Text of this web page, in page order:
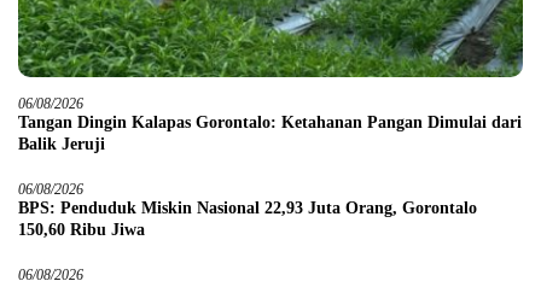
06/08/2026
Tangan Dingin Kalapas Gorontalo: Ketahanan Pangan Dimulai dari
Balik Jeruji
06/08/2026
BPS: Penduduk Miskin Nasional 22,93 Juta Orang, Gorontalo
150,60 Ribu Jiwa
06/08/2026